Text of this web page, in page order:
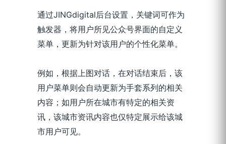
通过JINGdigital后台设置，关键词可作为
触发器，将用户所见公众号界面的自定义
菜单，更新为针对该用户的个性化菜单。
例如，根据上图对话，在对话结束后，该
用户菜单则会自动更新为手套系列的相关
内容；如用户所在城市有特定的相关资
讯，该城市资讯内容也仅特定展示给该城
市用户可见。